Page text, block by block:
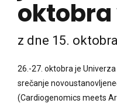
z dne 15.
26.-27. oktobra je
(Cardiogenomics meets
diagnosticiranju in
ga financira Evropska